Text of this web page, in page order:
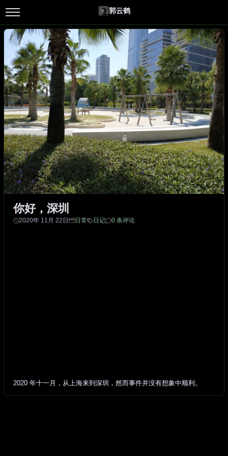
郭云鹤
你好，深圳
2020年 11月 22日 日常 日记 0 条评论
2020 年十一月，从上海来到深圳，然而事件并没有想象中顺利。